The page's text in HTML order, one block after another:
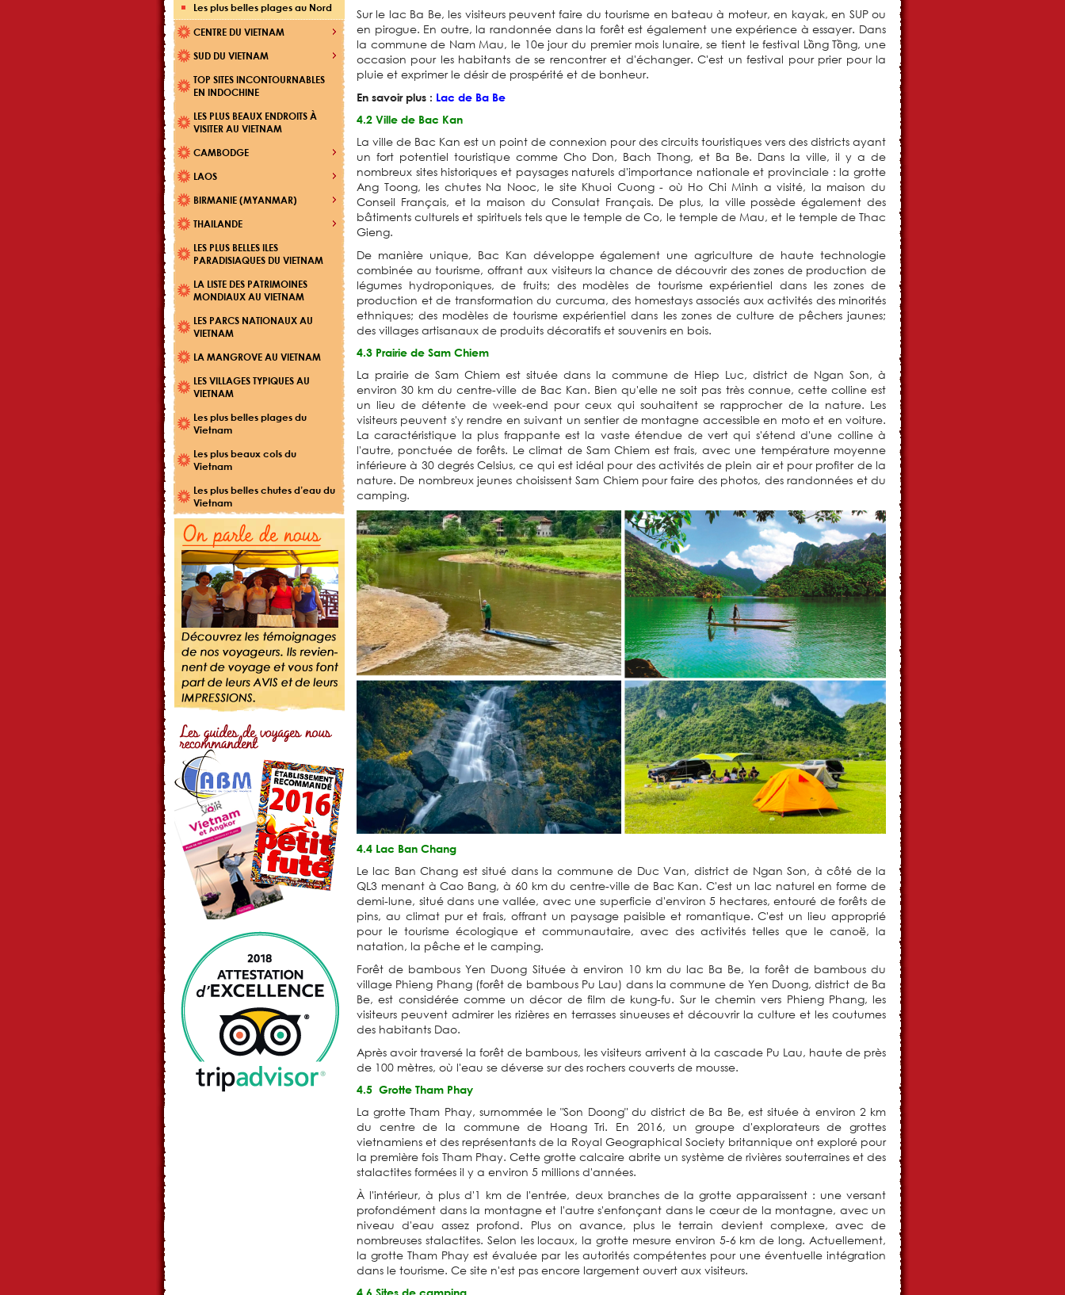
Les plus belles plages au Nord
CENTRE DU VIETNAM
SUD DU VIETNAM
TOP SITES INCONTOURNABLES
EN INDOCHINE
LES PLUS BEAUX ENDROITS À
VISITER AU VIETNAM
CAMBODGE
LAOS
BIRMANIE (MYANMAR)
THAILANDE
LES PLUS BELLES ILES
PARADISIAQUES DU VIETNAM
LA LISTE DES PATRIMOINES
MONDIAUX AU VIETNAM
LES PARCS NATIONAUX AU
VIETNAM
LA MANGROVE AU VIETNAM
LES VILLAGES TYPIQUES AU
VIETNAM
Les plus belles plages du
Vietnam
Les plus beaux cols du
Vietnam
Les plus belles chutes d’eau du
Vietnam
Sur le lac Ba Be, les visiteurs peuvent faire du tourisme en bateau à moteur, en kayak, en SUP ou
en pirogue. En outre, la randonnée dans la forêt est également une expérience à essayer. Dans
la commune de Nam Mau, le 10e jour du premier mois lunaire, se tient le festival Lồng Tồng, une
occasion pour les habitants de se rencontrer et d'échanger. C'est un festival pour prier pour la
pluie et exprimer le désir de prospérité et de bonheur.
En savoir plus : Lac de Ba Be
4.2 Ville de Bac Kan
La ville de Bac Kan est un point de connexion pour des circuits touristiques vers des districts ayant
un fort potentiel touristique comme Cho Don, Bach Thong, et Ba Be. Dans la ville, il y a de
nombreux sites historiques et paysages naturels d'importance nationale et provinciale : la grotte
Ang Toong, les chutes Na Nooc, le site Khuoi Cuong - où Ho Chi Minh a visité, la maison du
Conseil Français, et la maison du Consulat Français. De plus, la ville possède également des
bâtiments culturels et spirituels tels que le temple de Co, le temple de Mau, et le temple de Thac
Gieng.
De manière unique, Bac Kan développe également une agriculture de haute technologie
combinée au tourisme, offrant aux visiteurs la chance de découvrir des zones de production de
légumes hydroponiques, de fruits; des modèles de tourisme expérientiel dans les zones de
production et de transformation du curcuma, des homestays associés aux activités des minorités
ethniques; des modèles de tourisme expérientiel dans les zones de culture de pêchers jaunes;
des villages artisanaux de produits décoratifs et souvenirs en bois.
4.3 Prairie de Sam Chiem
La prairie de Sam Chiem est située dans la commune de Hiep Luc, district de Ngan Son, à
environ 30 km du centre-ville de Bac Kan. Bien qu'elle ne soit pas très connue, cette colline est
un lieu de détente de week-end pour ceux qui souhaitent se rapprocher de la nature. Les
visiteurs peuvent s'y rendre en suivant un sentier de montagne accessible en moto et en voiture.
La caractéristique la plus frappante est la vaste étendue de vert qui s'étend d'une colline à
l'autre, ponctuée de forêts. Le climat de Sam Chiem est frais, avec une température moyenne
inférieure à 30 degrés Celsius, ce qui est idéal pour des activités de plein air et pour profiter de la
nature. De nombreux jeunes choisissent Sam Chiem pour faire des photos, des randonnées et du
camping.
4.4 Lac Ban Chang
Le lac Ban Chang est situé dans la commune de Duc Van, district de Ngan Son, à côté de la
QL3 menant à Cao Bang, à 60 km du centre-ville de Bac Kan. C'est un lac naturel en forme de
demi-lune, situé dans une vallée, avec une superficie d'environ 5 hectares, entouré de forêts de
pins, au climat pur et frais, offrant un paysage paisible et romantique. C'est un lieu approprié
pour le tourisme écologique et communautaire, avec des activités telles que le canoë, la
natation, la pêche et le camping.
Forêt de bambous Yen Duong Située à environ 10 km du lac Ba Be, la forêt de bambous du
village Phieng Phang (forêt de bambous Pu Lau) dans la commune de Yen Duong, district de Ba
Be, est considérée comme un décor de film de kung-fu. Sur le chemin vers Phieng Phang, les
visiteurs peuvent admirer les rizières en terrasses sinueuses et découvrir la culture et les coutumes
des habitants Dao.
Après avoir traversé la forêt de bambous, les visiteurs arrivent à la cascade Pu Lau, haute de près
de 100 mètres, où l'eau se déverse sur des rochers couverts de mousse.
4.5 Grotte Tham Phay
La grotte Tham Phay, surnommée le "Son Doong" du district de Ba Be, est située à environ 2 km
du centre de la commune de Hoang Tri. En 2016, un groupe d'explorateurs de grottes
vietnamiens et des représentants de la Royal Geographical Society britannique ont exploré pour
la première fois Tham Phay. Cette grotte calcaire abrite un système de rivières souterraines et des
stalactites formées il y a environ 5 millions d'années.
À l'intérieur, à plus d'1 km de l'entrée, deux branches de la grotte apparaissent : une versant
profondément dans la montagne et l'autre s'enfonçant dans le cœur de la montagne, avec un
niveau d'eau assez profond. Plus on avance, plus le terrain devient complexe, avec de
nombreuses stalactites. Selon les locaux, la grotte mesure environ 5-6 km de long. Actuellement,
la grotte Tham Phay est évaluée par les autorités compétentes pour une éventuelle intégration
dans le tourisme. Ce site n'est pas encore largement ouvert aux visiteurs.
4.6 Sites de camping